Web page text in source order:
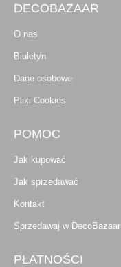
DECOBAZAAR
O nas
Biuletyn
Dane osobowe
Pliki Cookies
POMOC
Jak kupować
Jak sprzedawać
Kontakt
Sprzedawaj w DecoBazaar
PŁATNOŚCI